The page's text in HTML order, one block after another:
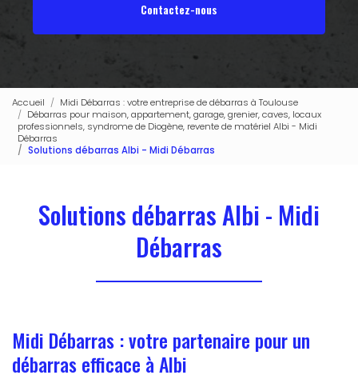
Contactez-nous
Accueil
Midi Débarras : votre entreprise de débarras à Toulouse
Débarras pour maison, appartement, garage, grenier, caves, locaux
professionnels, syndrome de Diogène, revente de matériel Albi - Midi
Débarras
Solutions débarras Albi - Midi Débarras
Solutions débarras Albi - Midi
Débarras
Midi Débarras : votre partenaire pour un
débarras efficace à Albi